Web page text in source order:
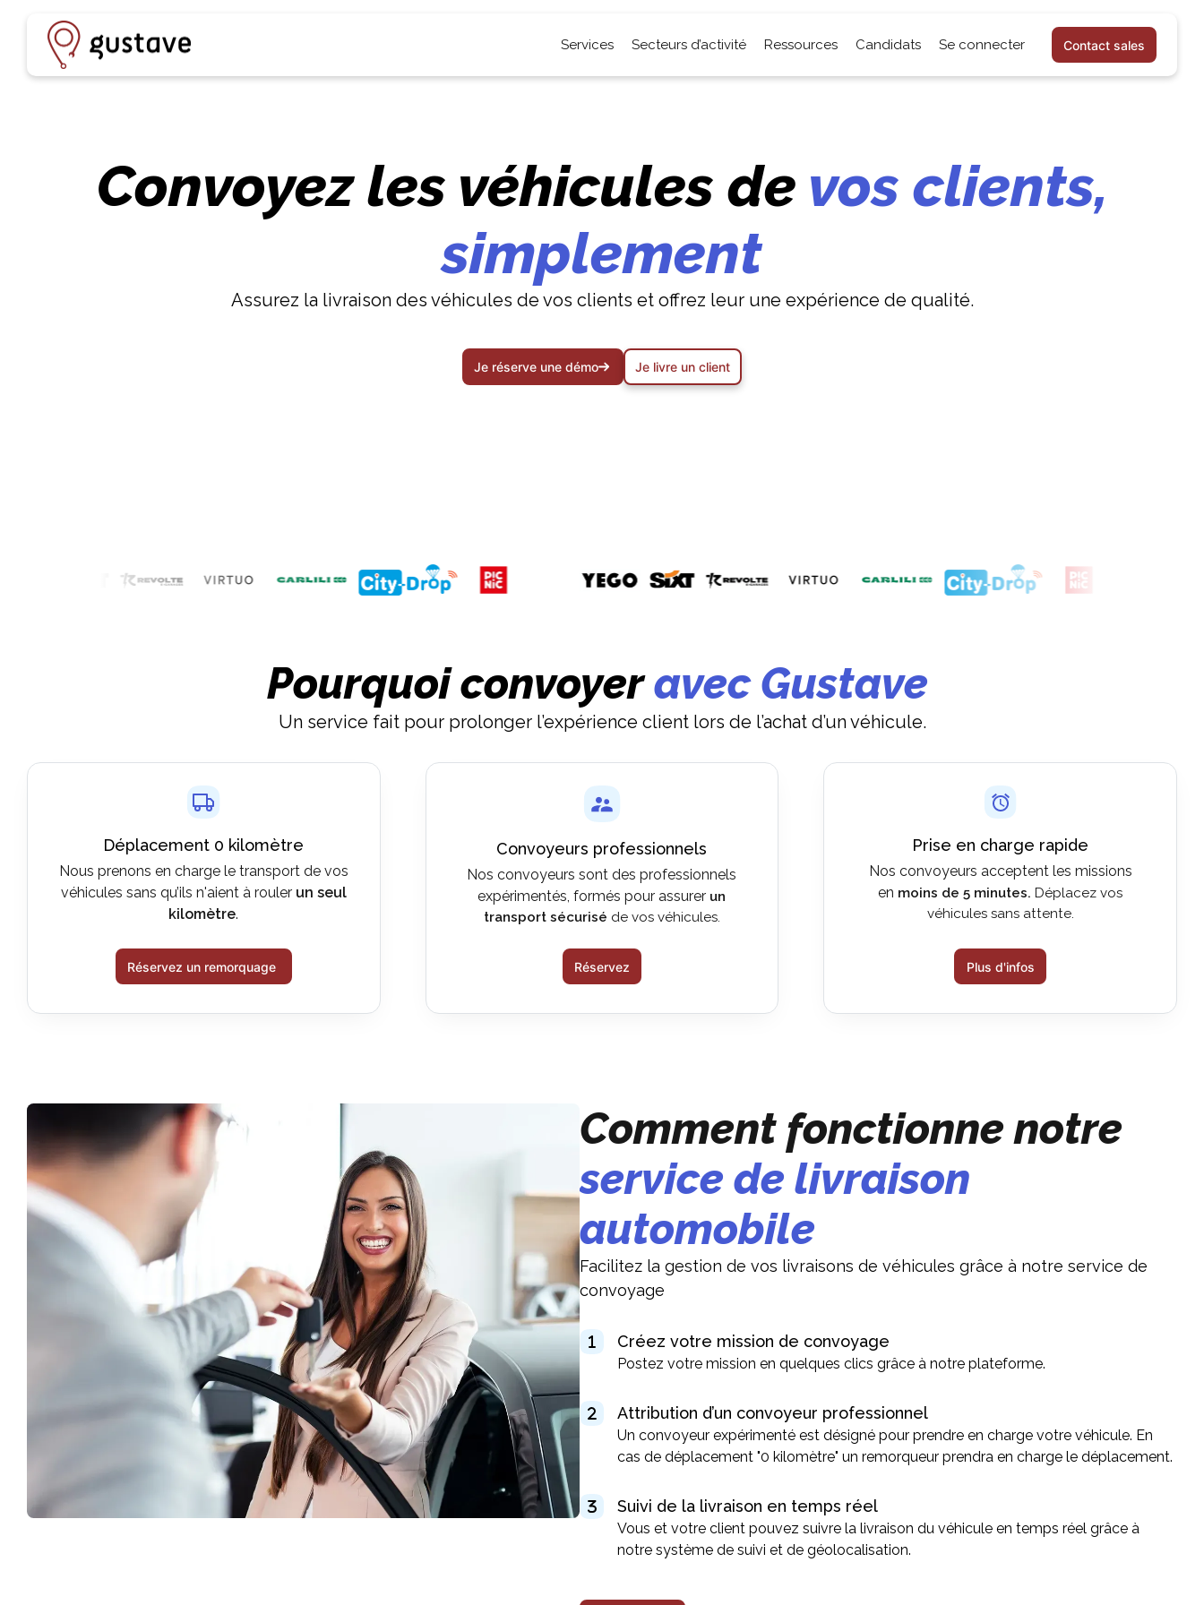
Services Secteurs d’activité Ressources Candidats Se connecter Contact sales
Convoyez les véhicules de vos clients,
simplement
Assurez la livraison des véhicules de vos clients et offrez leur une expérience de qualité.
Je réserve une démo Je livre un client
Pourquoi convoyeravec Gustave
Un service fait pour prolonger l’expérience client lors de l’achat d’un véhicule.
Déplacement 0 kilomètre
Nous prenons en charge le transport de vos
véhicules sans qu’ils n'aient à rouler un seul
kilomètre.
Réservez un remorquage
Convoyeurs professionnels
Nos convoyeurs sont des professionnels
expérimentés, formés pour assurer un
transport sécurisé de vos véhicules.
Réservez
Prise en charge rapide
Nos convoyeurs acceptent les missions
en moins de 5 minutes.Déplacez vos
véhicules sans attente.
Plus d'infos
Comment fonctionne notre
service de livraison
automobile
Facilitez la gestion de vos livraisons de véhicules grâce à notre service de
convoyage
Créez votre mission de convoyage
Postez votre mission en quelques clics grâce à notre plateforme.
Attribution d’un convoyeur professionnel
Un convoyeur expérimenté est désigné pour prendre en charge votre véhicule. En
cas de déplacement "0 kilomètre" un remorqueur prendra en charge le déplacement.
Suivi de la livraison en temps réel
Vous et votre client pouvez suivre la livraison du véhicule en temps réel grâce à
notre système de suivi et de géolocalisation.